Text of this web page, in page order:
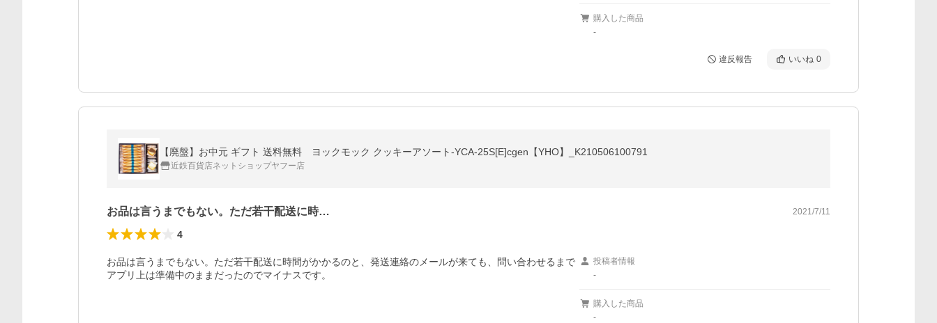
購入した商品
-
違反報告 いいね 0
【廃盤】お中元 ギフト 送料無料 ヨックモック クッキーアソート-YCA-25S[E]cgen【YHO】_K210506100791
近鉄百貨店ネットショップヤフー店
お品は言うまでもない。ただ若干配送に時… 2021/7/11
4
お品は言うまでもない。ただ若干配送に時間がかかるのと、発送連絡のメールが来ても、問い合わせるまで
アプリ上は準備中のままだったのでマイナスです。
投稿者情報
-
購入した商品
-